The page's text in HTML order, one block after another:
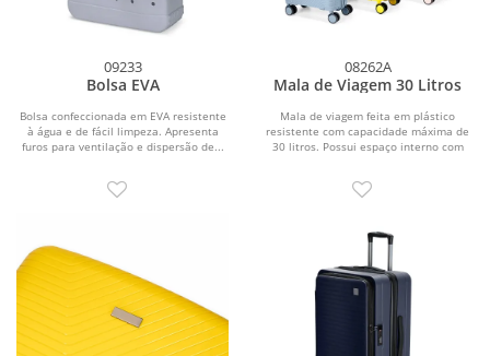
09233
Bolsa EVA
Bolsa confeccionada em EVA resistente
à água e de fácil limpeza. Apresenta
furos para ventilação e dispersão de...
08262A
Mala de Viagem 30 Litros
Mala de viagem feita em plástico
resistente com capacidade máxima de
30 litros. Possui espaço interno com